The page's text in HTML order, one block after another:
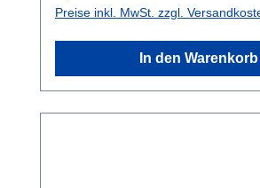
Preise inkl. MwSt. zzgl.
In den Warenkorb